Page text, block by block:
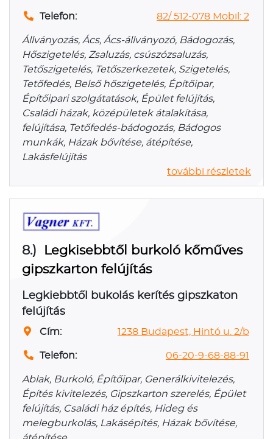
Telefon: 82/ 512-078 Mobil: 2
Állványozás, Ács, Ács-állványozó, Bádogozás,
Hőszigetelés, Zsaluzás, csúszózsaluzás,
Tetőszigetelés, Tetőszerkezetek, Szigetelés,
Tetőfedés, Belső hőszigetelés, Építőipar,
Építőipari szolgátatások, Épület felújítás,
Családi házak, középületek átalakítása,
felújítása, Tetőfedés-bádogozás, Bádogos
munkák, Házak bővítése, átépítése,
Lakásfelújítás
további részletek
8.)
Legkisebbtől burkoló kőműves
gipszkarton felújítás
Legkiebbtől bukolás kerítés gipszkaton
felújítás
Cím: 1238 Budapest, Hintó u. 2/b
Telefon: 06-20-9-68-88-91
Ablak, Burkoló, Építőipar, Generálkivitelezés,
Építés kivitelezés, Gipszkarton szerelés, Épület
felújítás, Családi ház építés, Hideg és
melegburkolás, Lakásépítés, Házak bővítése,